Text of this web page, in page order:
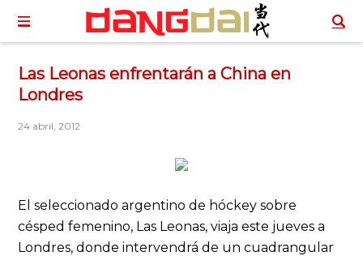
Las Leonas enfrentarán a China en
Londres
24 abril, 2012
El seleccionado argentino de hóckey sobre
césped femenino, Las Leonas, viaja este jueves a
Londres, donde intervendrá de un cuadrangular